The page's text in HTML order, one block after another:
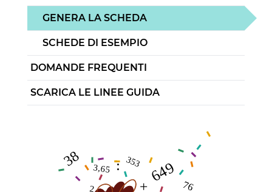
GENERA LA SCHEDA
SCHEDE DI ESEMPIO
DOMANDE FREQUENTI
SCARICA LE LINEE GUIDA